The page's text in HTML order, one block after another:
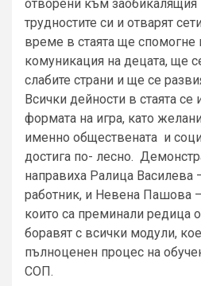
отворени към заобикалящия
трудностите си и отварят
време в стаята ще
комуникация на децата, ще
слабите страни и ще се
Всички дейности в стаята
формата на игра, като
именно обществената и
достига по- лесно.
направиха Ралица Василева
работник, и Невена Пашова
които са преминали редица
боравят с всички модули,
пълноценен процес на
СОП.